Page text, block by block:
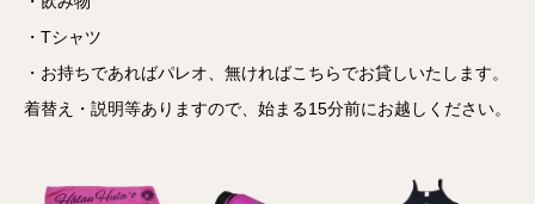
・Tシャツ
・お持ちであればパレオ、無ければこちらでお貸しいたします。
着替え・説明等ありますので、始まる15分前にお越しください。